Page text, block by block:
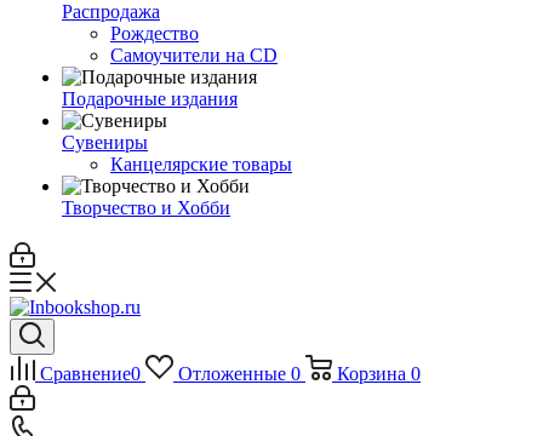
Распродажа
Рождество
Самоучители на CD
Подарочные издания
Сувениры
Канцелярские товары
Творчество и Хобби
Сравнение0 Отложенные 0 Корзина 0